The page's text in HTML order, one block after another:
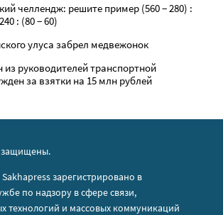
челлендж: решите пример (560 − 280) :
: (80 − 60)
улуса забрел медвежонок
из руководителей транспортной
за взятки на 15 млн рублей
защищены.
зарегистрировано в
по надзору в сфере связи,
технологий и массовых коммуникаций